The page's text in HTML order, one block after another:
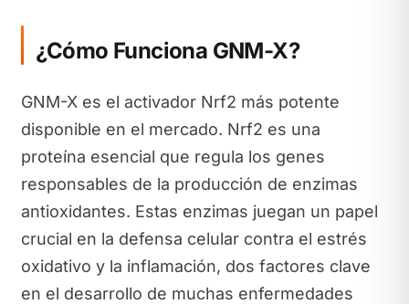
¿Cómo Funciona GNM-X?
GNM-X es el activador Nrf2 más potente
disponible en el mercado. Nrf2 es una
proteína esencial que regula los genes
responsables de la producción de enzimas
antioxidantes. Estas enzimas juegan un papel
crucial en la defensa celular contra el estrés
oxidativo y la inflamación, dos factores clave
en el desarrollo de muchas enfermedades